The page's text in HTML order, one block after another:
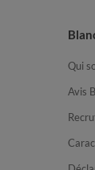
Qui
Avis